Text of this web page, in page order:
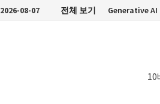
2026-08-07 전체 보기 Generative AI